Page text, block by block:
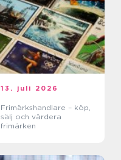
13. juli 2026
Frimärkshandlare – köp,
sälj och värdera
frimärken